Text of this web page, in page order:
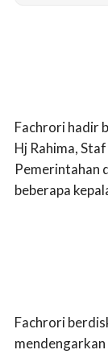
Fachrori hadir
Hj Rahima,
Pemerintahan
beberapa
Fachrori
mendengarkan